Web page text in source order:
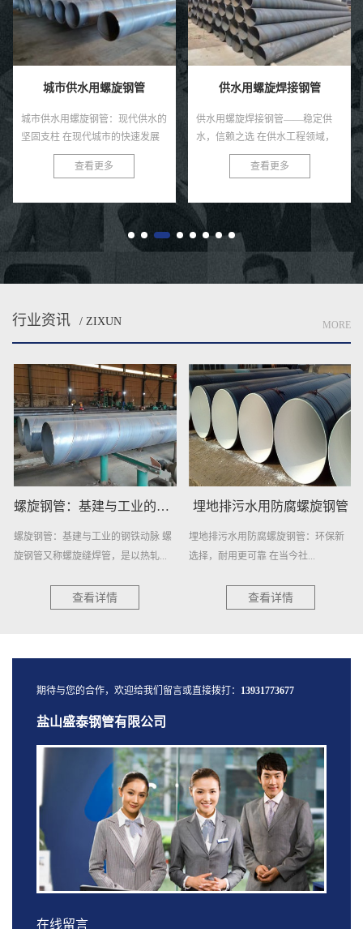
城市供水用螺旋钢管
城市供水用螺旋钢管：现代供水的
坚固支柱 在现代城市的快速发展
中，供水系统的稳定与安全至关重
要。螺旋钢管，作为一种优质的管
查看更多
供水用螺旋焊接钢管
供水用螺旋焊接钢管——稳定供
水，信赖之选 在供水工程领域，
选择一种稳定、耐用且高效的管材
至关重要。供水用螺旋焊接钢管，
统...
查看更多
行业资讯 / ZIXUN MORE
螺旋钢管：基建与工业的钢铁动脉
螺旋钢管：基建与工业的钢铁动脉 螺
旋钢管又称螺旋缝焊管，是以热轧...
查看详情
埋地排污水用防腐螺旋钢管
埋地排污水用防腐螺旋钢管：环保新
选择，耐用更可靠 在当今社...
查看详情
期待与您的合作，欢迎给我们留言或直接拨打： 13931773677
盐山盛泰钢管有限公司
在线留言